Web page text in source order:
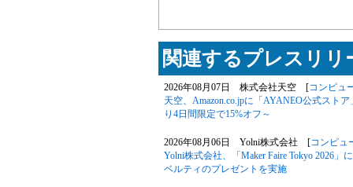
関連するプレスリリ
2026年08月07日 株式会社天空 [コンピュ
天空、Amazon.co.jpに「AYANEO公式スト
り4日間限定で15%オフ～
2026年08月06日 Yolni株式会社 [コンピュ
Yolni株式会社、「Maker Faire Tokyo 2026
ベルティのプレゼントを実施